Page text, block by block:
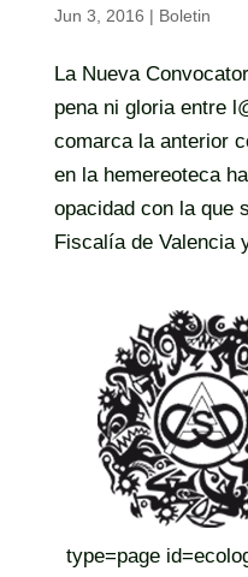
Jun 3, 2016 | Boletin
La Nueva
pena ni gloria entre
comarca la anterior
en la hemereoteca
opacidad con la que
Fiscalía de Valencia
type=page